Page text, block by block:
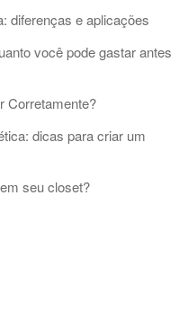
diferenças e aplicações
você pode gastar antes
Corretamente?
dicas para criar um
seu closet?